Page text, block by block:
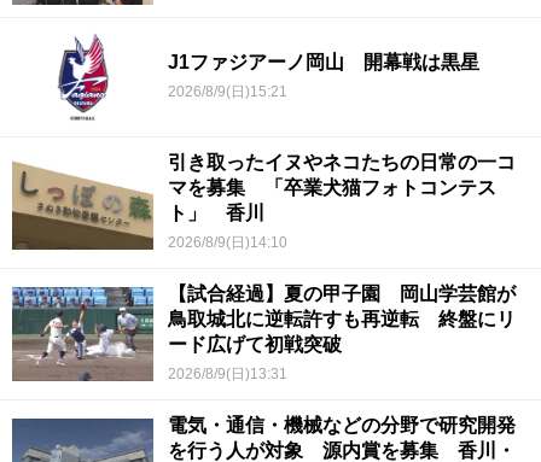
J1ファジアーノ岡山 開幕戦は黒星
2026/8/9(日)15:21
引き取ったイヌやネコたちの日常の一コ
マを募集 「卒業犬猫フォトコンテス
ト」 香川
2026/8/9(日)14:10
【試合経過】夏の甲子園 岡山学芸館が
鳥取城北に逆転許すも再逆転 終盤にリ
ード広げて初戦突破
2026/8/9(日)13:31
電気・通信・機械などの分野で研究開発
を行う人が対象 源内賞を募集 香川・